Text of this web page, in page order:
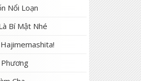
Nổi Loạn
Bí Mật Nhé